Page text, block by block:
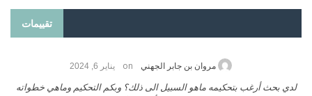
تقييمات
حامد الزريقي on يناير 25, 2026
السلام عليكم ورحمة الله وبركاتة أرغب بنشر كتابي معكم